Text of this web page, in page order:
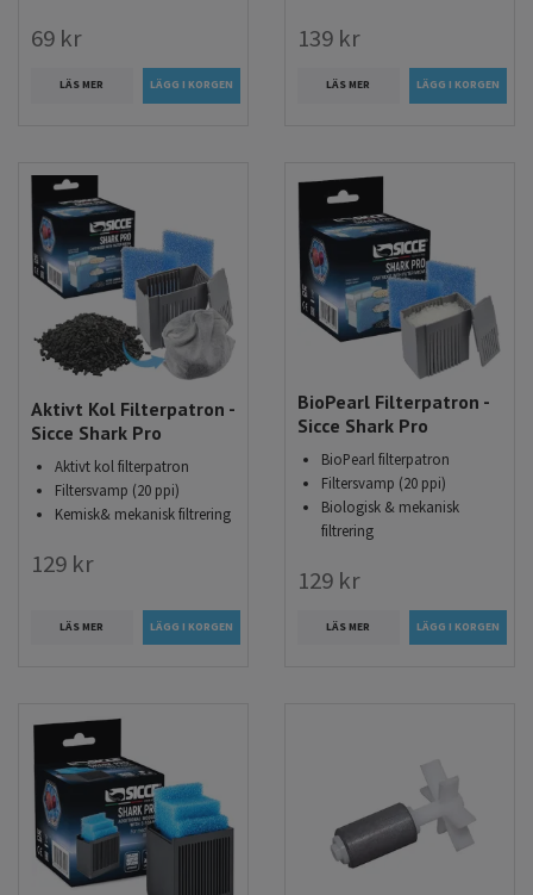
69 kr
LÄS MER
139 kr
LÄS MER
Aktivt Kol Filterpatron -
Sicce Shark Pro
Aktivt kol filterpatron
Filtersvamp (20 ppi)
Kemisk& mekanisk filtrering
129 kr
LÄS MER
BioPearl Filterpatron -
Sicce Shark Pro
BioPearl filterpatron
Filtersvamp (20 ppi)
Biologisk & mekanisk
filtrering
129 kr
LÄS MER